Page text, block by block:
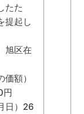
たた
提起し
旭区在
価額）
円
日）26